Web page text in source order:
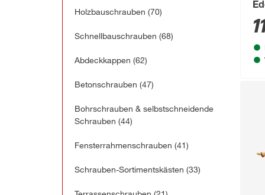
Holzbauschrauben (70)
Schnellbauschrauben (68)
Abdeckkappen (62)
Betonschrauben (47)
Bohrschrauben & selbstschneidende
Schrauben (44)
Fensterrahmenschrauben (41)
Schrauben-Sortimentskästen (33)